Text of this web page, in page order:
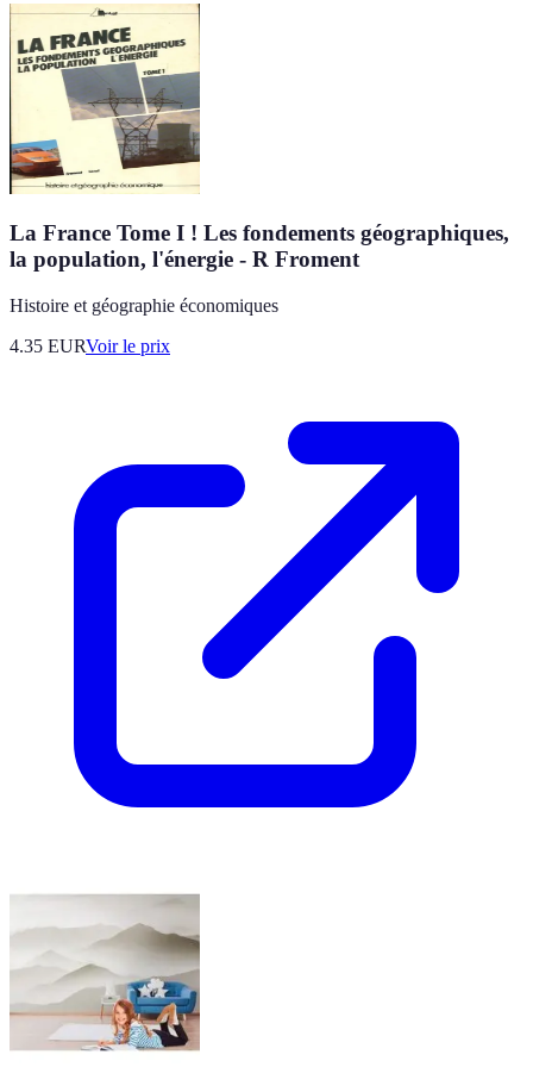
La France Tome I ! Les fondements géographiques,
la population, l'énergie - R Froment
Histoire et géographie économiques
4.35 EURVoir le prix